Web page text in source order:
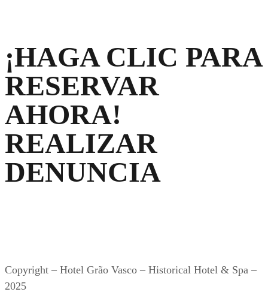
¡HAGA CLIC PARA
RESERVAR
AHORA!
REALIZAR
DENUNCIA
Copyright – Hotel Grão Vasco – Historical Hotel & Spa –
2025